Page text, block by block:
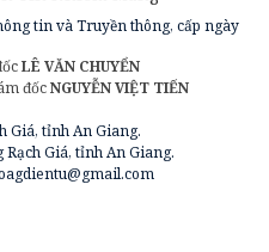
tin và Truyền thông, cấp ngày
LÊ VĂN CHUYỂN
đốcNGUYỄN VIỆT TIẾN
Giá, tỉnh An Giang.
Giá, tỉnh An Giang.